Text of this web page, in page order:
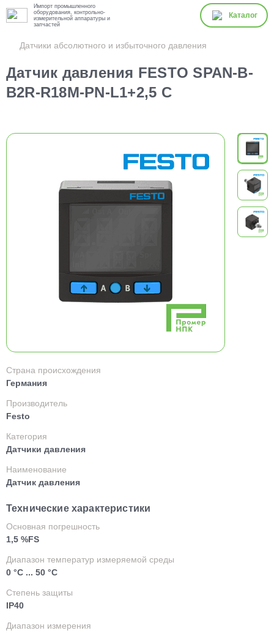
Импорт промышленного
оборудования, контрольно-
измерительной аппаратуры и
запчастей
Каталог
Датчики абсолютного и избыточного давления
Датчик давления FESTO SPAN-B-
B2R-R18M-PN-L1+2,5 С
Страна происхождения
Германия
Производитель
Festo
Категория
Датчики давления
Наименование
Датчик давления
Технические характеристики
Основная погрешность
1,5 %FS
Диапазон температур измеряемой среды
0 °C ... 50 °C
Степень защиты
IP40
Диапазон измерения